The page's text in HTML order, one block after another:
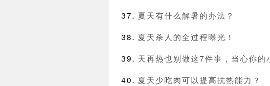
夏天有什么解暑的办法？
夏天杀人的全过程曝光！
天再热也别做这7件事，当心你的
夏天少吃肉可以提高抗热能力？